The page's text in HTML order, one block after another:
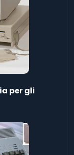
per gli